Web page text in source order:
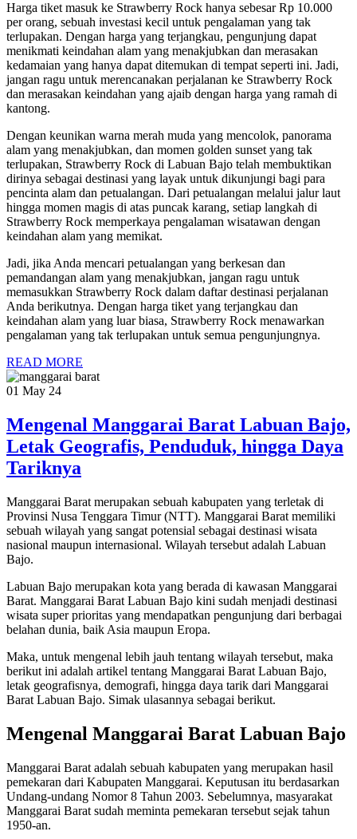
Harga tiket masuk ke Strawberry Rock hanya sebesar Rp 10.000
per orang, sebuah investasi kecil untuk pengalaman yang tak
terlupakan. Dengan harga yang terjangkau, pengunjung dapat
menikmati keindahan alam yang menakjubkan dan merasakan
kedamaian yang hanya dapat ditemukan di tempat seperti ini. Jadi,
jangan ragu untuk merencanakan perjalanan ke Strawberry Rock
dan merasakan keindahan yang ajaib dengan harga yang ramah di
kantong.
Dengan keunikan warna merah muda yang mencolok, panorama
alam yang menakjubkan, dan momen golden sunset yang tak
terlupakan, Strawberry Rock di Labuan Bajo telah membuktikan
dirinya sebagai destinasi yang layak untuk dikunjungi bagi para
pencinta alam dan petualangan. Dari petualangan melalui jalur laut
hingga momen magis di atas puncak karang, setiap langkah di
Strawberry Rock memperkaya pengalaman wisatawan dengan
keindahan alam yang memikat.
Jadi, jika Anda mencari petualangan yang berkesan dan
pemandangan alam yang menakjubkan, jangan ragu untuk
memasukkan Strawberry Rock dalam daftar destinasi perjalanan
Anda berikutnya. Dengan harga tiket yang terjangkau dan
keindahan alam yang luar biasa, Strawberry Rock menawarkan
pengalaman yang tak terlupakan untuk semua pengunjungnya.
READ MORE
01 May 24
Mengenal Manggarai Barat Labuan Bajo,
Letak Geografis, Penduduk, hingga Daya
Tariknya
Manggarai Barat merupakan sebuah kabupaten yang terletak di
Provinsi Nusa Tenggara Timur (NTT). Manggarai Barat memiliki
sebuah wilayah yang sangat potensial sebagai destinasi wisata
nasional maupun internasional. Wilayah tersebut adalah Labuan
Bajo.
Labuan Bajo merupakan kota yang berada di kawasan Manggarai
Barat. Manggarai Barat Labuan Bajo kini sudah menjadi destinasi
wisata super prioritas yang mendapatkan pengunjung dari berbagai
belahan dunia, baik Asia maupun Eropa.
Maka, untuk mengenal lebih jauh tentang wilayah tersebut, maka
berikut ini adalah artikel tentang Manggarai Barat Labuan Bajo,
letak geografisnya, demografi, hingga daya tarik dari Manggarai
Barat Labuan Bajo. Simak ulasannya sebagai berikut.
Mengenal Manggarai Barat Labuan Bajo
Manggarai Barat adalah sebuah kabupaten yang merupakan hasil
pemekaran dari Kabupaten Manggarai. Keputusan itu berdasarkan
Undang-undang Nomor 8 Tahun 2003. Sebelumnya, masyarakat
Manggarai Barat sudah meminta pemekaran tersebut sejak tahun
1950-an.